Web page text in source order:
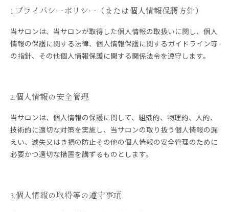
1.プライバシーポリシー（または個人情報保護方針）
当サロンは、当サロンが取得した個人情報の取扱いに関し、個人
情報の保護に関する法律、個人情報保護に関するガイドライン等
の指針、その他個人情報保護に関する関係法令を遵守します。
2.個人情報の安全管理
当サロンは、個人情報の保護に関して、組織的、物理的、人的、
技術的に適切な対策を実施し、当サロンの取り扱う個人情報の漏
えい、滅失又はき損の防止その他の個人情報の安全管理のために
必要かつ適切な措置を講ずるものとします。
3.個人情報の取得等の遵守事項